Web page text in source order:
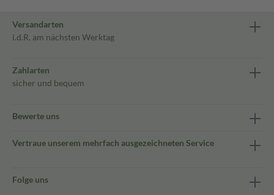
Versandarten
i.d.R. am nächsten Werktag
Zahlarten
sicher und bequem
Bewerte uns
Vertraue unserem mehrfach ausgezeichneten Service
Folge uns